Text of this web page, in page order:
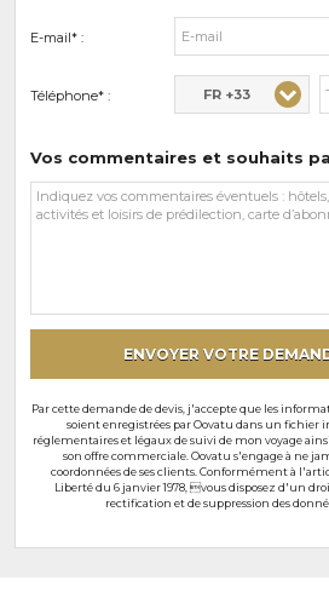
E-mail* :
Téléphone* : FR +33
Vos commentaires et souhaits
Vos
commentaires
ENVOYER VOTRE
Par cette demande de devis, j'accepte que les
soient enregistrées par Oovatu dans un fichier
réglementaires et légaux de suivi de mon voyage
son offre commerciale. Oovatu s'engage à ne
coordonnées de ses clients. Conformément à
Liberté du 6 janvier 1978, vous disposez d'un
rectification et de suppression des